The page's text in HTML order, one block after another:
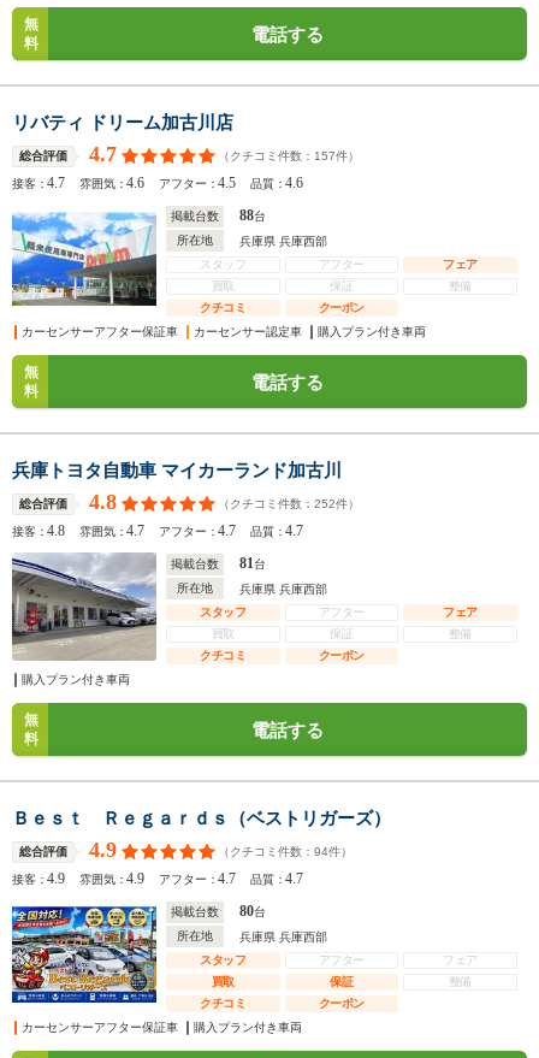
無
料
電話する
リバティ ドリーム加古川店
総合評価 4.7 （クチコミ件数： 157件）
接客：4.7 雰囲気：4.6 アフター：4.5 品質：4.6
掲載台数 88台
所在地
兵庫県 兵庫西部
スタッフ
アフター
フェア
買取
保証
整備
クチコミ
クーポン
カーセンサーアフター保証車
カーセンサー認定車 購入プラン付き車両
無
料
電話する
兵庫トヨタ自動車 マイカーランド加古川
総合評価 4.8 （クチコミ件数： 252件）
接客：4.8 雰囲気：4.7 アフター：4.7 品質：4.7
掲載台数 81台
所在地
兵庫県 兵庫西部
スタッフ
アフター
フェア
買取
保証
整備
クチコミ
クーポン
購入プラン付き車両
無
料
電話する
Ｂｅｓｔ Ｒｅｇａｒｄｓ（ベストリガーズ）
総合評価 4.9 （クチコミ件数： 94件）
接客：4.9 雰囲気：4.9 アフター：4.7 品質：4.7
掲載台数 80台
所在地
兵庫県 兵庫西部
スタッフ
アフター
フェア
買取
保証
整備
クチコミ
クーポン
カーセンサーアフター保証車
購入プラン付き車両